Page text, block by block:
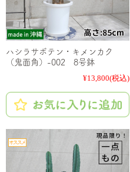
ハシラサボテン・キメンカク
（鬼面角）-002 8号鉢
¥13,800(税込)